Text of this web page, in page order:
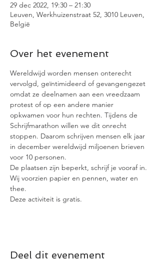
29 dec 2022, 19:30 – 21:30
Leuven, Werkhuizenstraat 52, 3010 Leuven,
België
Over het evenement
Wereldwijd worden mensen onterecht
vervolgd, geïntimideerd of gevangengezet
omdat ze deelnamen aan een vreedzaam
protest of op een andere manier
opkwamen voor hun rechten. Tijdens de
Schrijfmarathon willen we dit onrecht
stoppen. Daarom schrijven mensen elk jaar
in december wereldwijd miljoenen brieven
voor 10 personen.
De plaatsen zijn beperkt, schrijf je vooraf in.
Wij voorzien papier en pennen, water en
thee.
Deze activiteit is gratis.
Deel dit evenement